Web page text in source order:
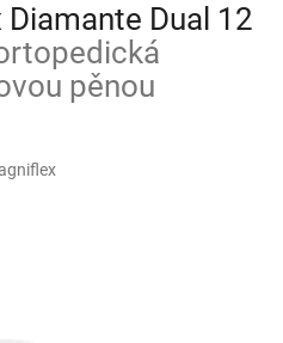
Dual 12
pěnou